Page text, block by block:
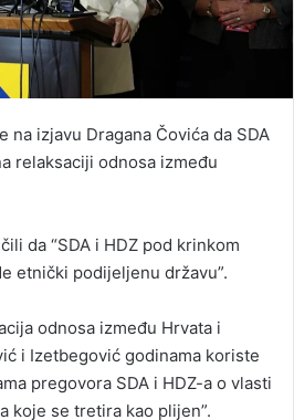
na izjavu Dragana Čovića da SDA
relaksaciji odnosa između
da “SDA i HDZ pod krinkom
etnički podijeljenu državu”.
odnosa između Hrvata i
i Izetbegović godinama koriste
pregovora SDA i HDZ-a o vlasti
koje se tretira kao plijen”.